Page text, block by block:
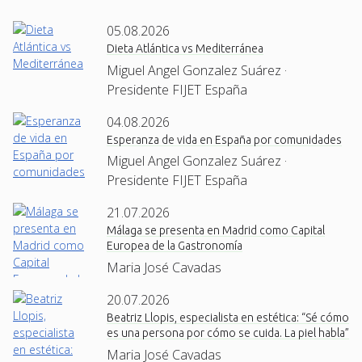
05.08.2026
Dieta Atlántica vs Mediterránea
Miguel Angel Gonzalez Suárez ·
Presidente FIJET España
04.08.2026
Esperanza de vida en España por comunidades
Miguel Angel Gonzalez Suárez ·
Presidente FIJET España
21.07.2026
Málaga se presenta en Madrid como Capital
Europea de la Gastronomía
Maria José Cavadas
20.07.2026
Beatriz Llopis, especialista en estética: “Sé cómo
es una persona por cómo se cuida. La piel habla”
Maria José Cavadas